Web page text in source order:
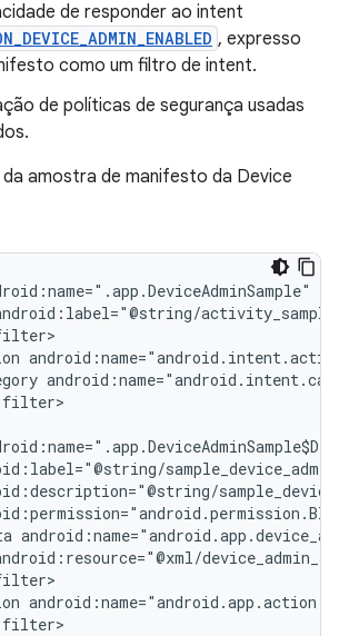
de responder ao intent
, expresso
como um filtro de intent.
de políticas de segurança usadas
amostra de manifesto da Device
filter>
filter>